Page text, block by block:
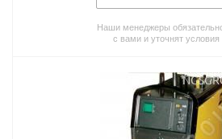
Наши менеджеры
с вами и уточнят условия